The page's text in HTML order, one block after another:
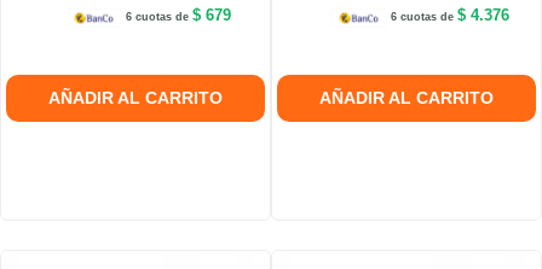
6 cuotas de$ 679
AÑADIR AL CARRITO
6 cuotas de $ 4.376
AÑADIR AL CARRITO